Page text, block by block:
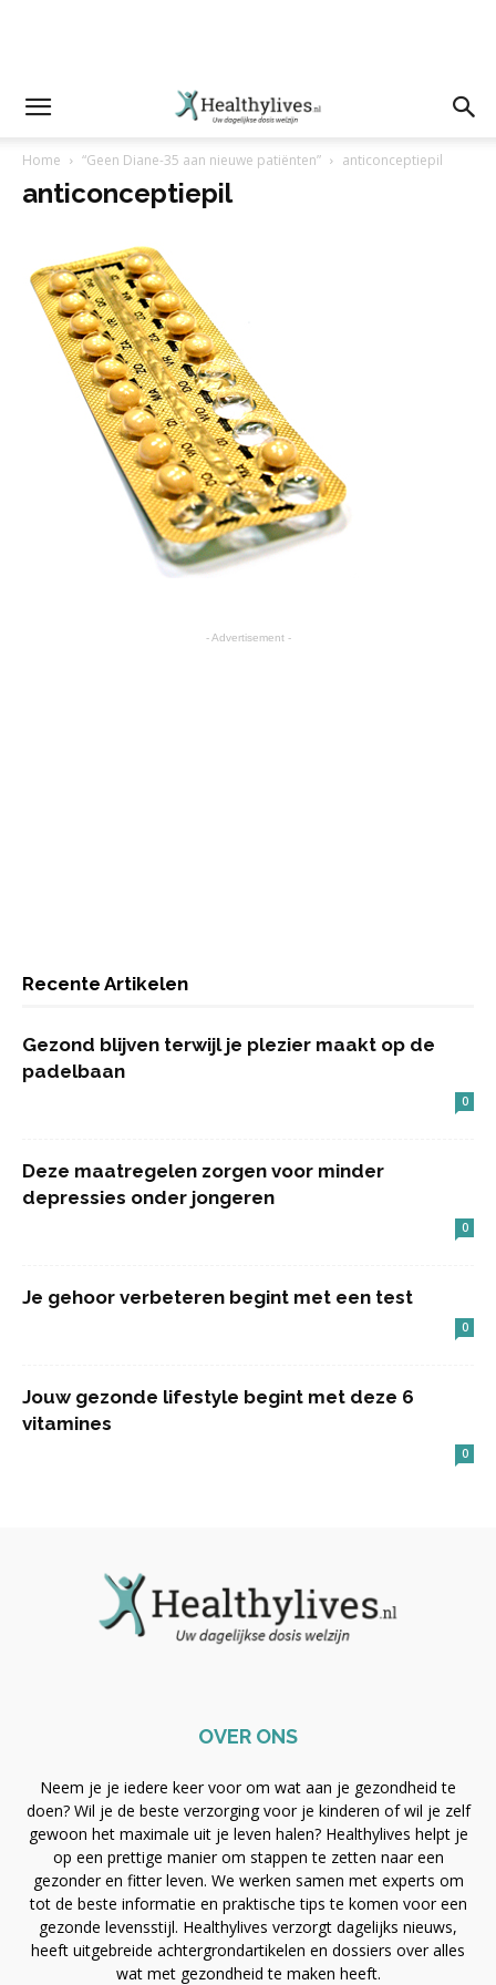
Home “Geen Diane-35 aan nieuwe patiënten” anticonceptiepil
anticonceptiepil
- Advertisement -
Recente Artikelen
Gezond blijven terwijl je plezier maakt op de
padelbaan
0
Deze maatregelen zorgen voor minder
depressies onder jongeren
0
Je gehoor verbeteren begint met een test
0
Jouw gezonde lifestyle begint met deze 6
vitamines
0
OVER ONS
Neem je je iedere keer voor om wat aan je gezondheid te
doen? Wil je de beste verzorging voor je kinderen of wil je zelf
gewoon het maximale uit je leven halen? Healthylives helpt je
op een prettige manier om stappen te zetten naar een
gezonder en fitter leven. We werken samen met experts om
tot de beste informatie en praktische tips te komen voor een
gezonde levensstijl. Healthylives verzorgt dagelijks nieuws,
heeft uitgebreide achtergrondartikelen en dossiers over alles
wat met gezondheid te maken heeft.